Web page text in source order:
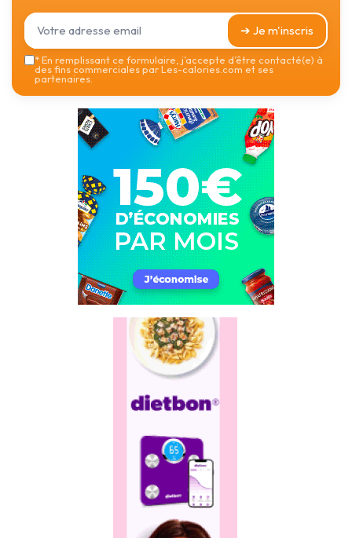
➔ Je m'inscris
*En remplissant ce formulaire, j’accepte d’être contacté(e) à
des fins commerciales par Les-calories.com et ses
partenaires.